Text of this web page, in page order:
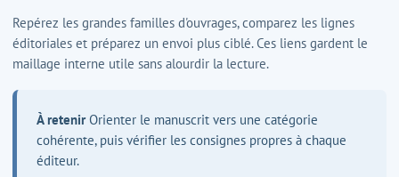
Repérez les grandes familles d'ouvrages, comparez les lignes
éditoriales et préparez un envoi plus ciblé. Ces liens gardent le
maillage interne utile sans alourdir la lecture.
À retenir Orienter le manuscrit vers une catégorie
cohérente, puis vérifier les consignes propres à chaque
éditeur.